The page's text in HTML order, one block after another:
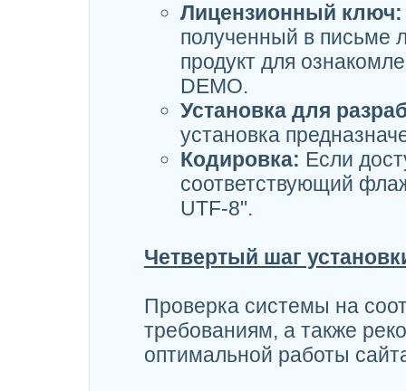
Лицензионный ключ:
полученный в письме
продукт для
DEMO.
Установка для
установка
Кодировка: Если
соответствующий
UTF-8".
Четвертый шаг
Проверка системы на
требованиям, а также
оптимальной работы